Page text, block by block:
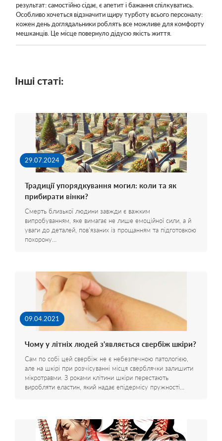
результат: самостійно сідає, є апетит і бажання спілкуватись.
Особливо хочеться відзначити щиру турботу всього персоналу:
кожен день доглядальники роблять все можливе для комфорту
мешканців. Це місце повернуло дідусю якість життя.
Інші статі:
29.07.2024
Традиції упорядкування могил: коли та як
прибирати вінки?
Смерть близької людини завжди є важким
випробуванням, яке вимагає не лише емоційної сили, а й
уваги до деталей, пов'язаних із прощанням та підготовкою
похорону…
09.04.2021
Чому у літніх людей з'являється свербіж шкіри?
Сам по собі цей свербіж не є небезпечною патологією,
але на шкірі при розчісуванні місця сверблячки залишити
мікротравми. З роками клітини шкіри перестають
виробляти еластин, який надає епідермісу пружності…